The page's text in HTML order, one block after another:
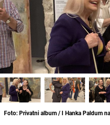
Foto: Privatni album / I Hanka Paldum